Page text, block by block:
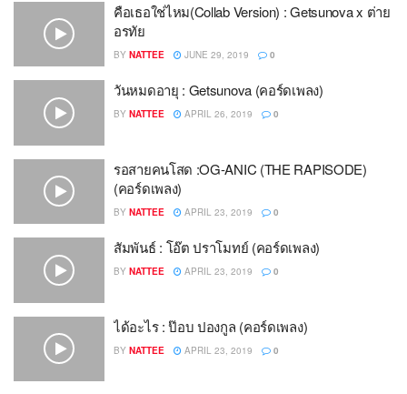
คือเธอใช่ไหม(Collab Version) : Getsunova x ต่าย
อรทัย
BY NATTEE JUNE 29, 2019 0
วันหมดอายุ : Getsunova (คอร์ดเพลง)
BY NATTEE APRIL 26, 2019 0
รอสายคนโสด :OG-ANIC (THE RAPISODE)
(คอร์ดเพลง)
BY NATTEE APRIL 23, 2019 0
สัมพันธ์ : โอ๊ต ปราโมทย์ (คอร์ดเพลง)
BY NATTEE APRIL 23, 2019 0
ได้อะไร : ป๊อบ ปองกูล (คอร์ดเพลง)
BY NATTEE APRIL 23, 2019 0